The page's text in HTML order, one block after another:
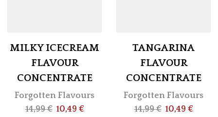
MILKY ICECREAM
FLAVOUR
CONCENTRATE
Forgotten Flavours
14,99€ 10,49 €
TANGARINA
FLAVOUR
CONCENTRATE
Forgotten Flavours
14,99€ 10,49 €